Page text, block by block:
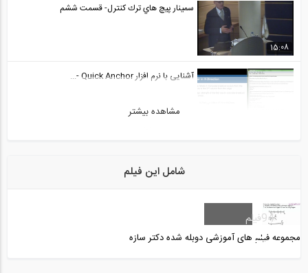
15:08
سمينار پيچ هاي ترك كنترل- قسمت ششم
آشنایی با نرم افزار Quick Anchor -...
مشاهده بیشتر
شامل این فیلم
مجموعه فیلم های آموزشی دوبله شده دکتر سازه
94فیلم